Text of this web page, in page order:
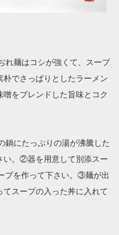
れ麺はコシが強くて、スープ
でさっぱりとしたラーメン
をブレンドした旨味とコク
鍋にたっぷりの湯が沸騰した
い。②器を用意して別添スー
プを作って下さい。③麺が出
スープの入った丼に入れて